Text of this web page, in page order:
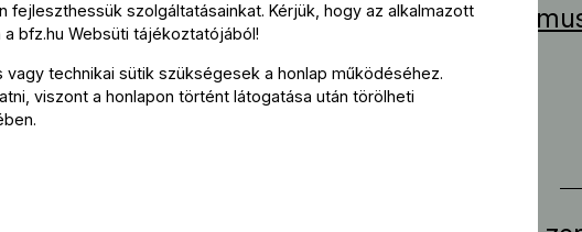
Nyíregyházi
Kórusvezető
fejleszthessük szolgáltatásainkat. Kérjük, hogy az alkalmazott
a bfz.hu Websüti tájékoztatójából!
vagy technikai sütik szükségesek a honlap működéséhez.
viszont a honlapon történt látogatása után törölheti